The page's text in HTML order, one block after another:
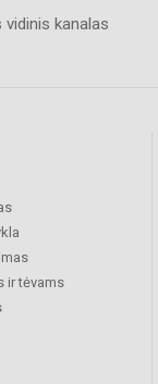
vidinis kanalas
ir tėvams